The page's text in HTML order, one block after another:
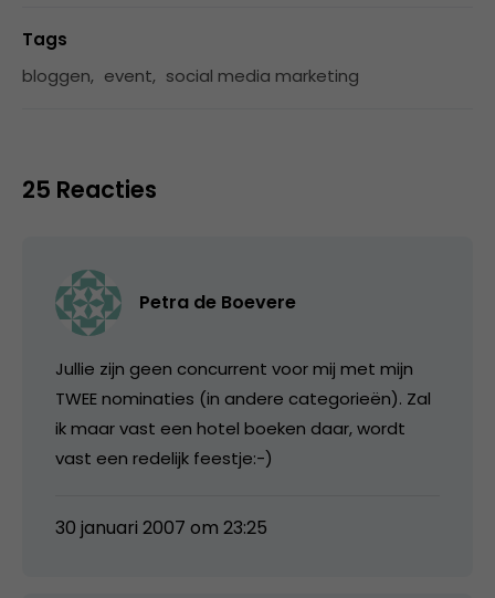
Tags
bloggen, event, social media marketing
25 Reacties
Petra de Boevere
Jullie zijn geen concurrent voor mij met mijn
TWEE nominaties (in andere categorieën). Zal
ik maar vast een hotel boeken daar, wordt
vast een redelijk feestje:-)
30 januari 2007 om 23:25